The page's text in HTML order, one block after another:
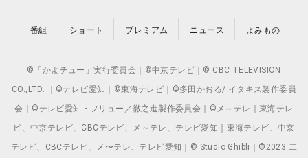
番組 ショート プレミアム ニュース よみもの
©「かよチュー」実行委員会｜©中京テレビ｜© CBC TELEVISION
CO.,LTD. ｜©テレビ愛知｜©東海テレビ｜©多田かおる/ イタキス製作委員
会｜©テレビ愛知・フリュー／徹之進製作委員会｜©メ～テレ｜東海テレ
ビ、中京テレビ、CBCテレビ、メ～テレ、テレビ愛知｜東海テレビ、中京
テレビ、CBCテレビ、メ〜テレ、テレビ愛知｜© Studio Ghibli｜©2023 二